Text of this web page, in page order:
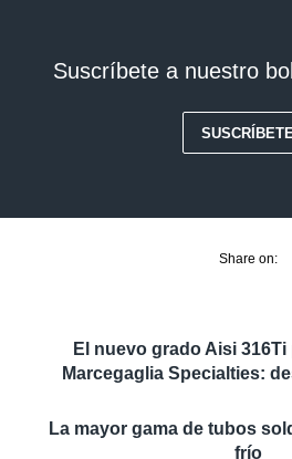
Suscríbete a nuestro
SUSCRÍBETE
Share on:
El nuevo grado Aisi 316Ti
Marcegaglia Specialties:
La mayor gama de tubos
frío